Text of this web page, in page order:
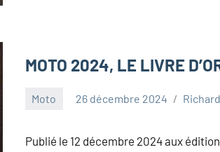
MOTO 2024, LE LIVRE
Moto 26 décembre 2024
Publié le 12 décembre 2024 aux